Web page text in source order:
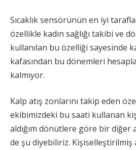
Sıcaklık sensörünün en iyi
özellikle kadın sağlığı takibi ve
kullanılan bu özelliği sayesinde
kafasından bu dönemleri
kalmıyor.
Kalp atış zonlarını takip eden
ekibimizdeki bu saati kullanan
aldığım dönütlere göre bir diğer
de şu diyebiliriz.